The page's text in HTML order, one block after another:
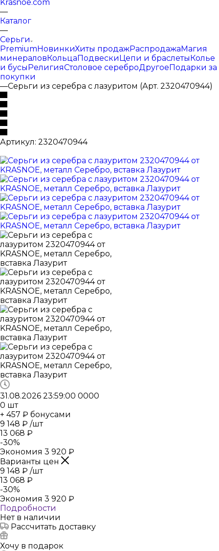
Krasnoe.com
—
Каталог
—
Серьги
PremiumНовинкиХиты продажРаспродажаМагия
минераловКольцаПодвескиЦепи и браслетыКолье
и бусыРелигияСтоловое сереброДругоеПодарки за
покупки
—Серьги из серебра с лазуритом (Арт. 2320470944)
Артикул: 2320470944
31.08.2026 23:59:00 0000
0 шт
+ 457 ₽ бонусами
9 148 ₽ /шт
13 068 ₽
-30%
Экономия 3 920 ₽
Варианты цен
9 148 ₽ /шт
13 068 ₽
-30%
Экономия 3 920 ₽
Подробности
Нет в наличии
Рассчитать доставку
Хочу в подарок